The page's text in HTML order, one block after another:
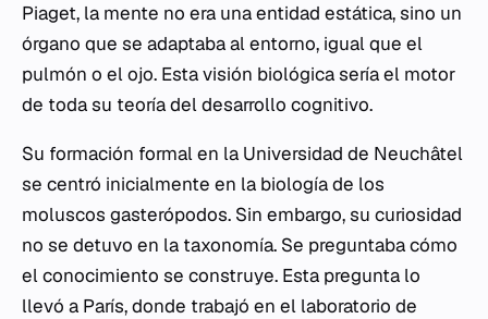
Piaget, la mente no era una entidad estática, sino un
órgano que se adaptaba al entorno, igual que el
pulmón o el ojo. Esta visión biológica sería el motor
de toda su teoría del desarrollo cognitivo.
Su formación formal en la Universidad de Neuchâtel
se centró inicialmente en la biología de los
moluscos gasterópodos. Sin embargo, su curiosidad
no se detuvo en la taxonomía. Se preguntaba cómo
el conocimiento se construye. Esta pregunta lo
llevó a París, donde trabajó en el laboratorio de